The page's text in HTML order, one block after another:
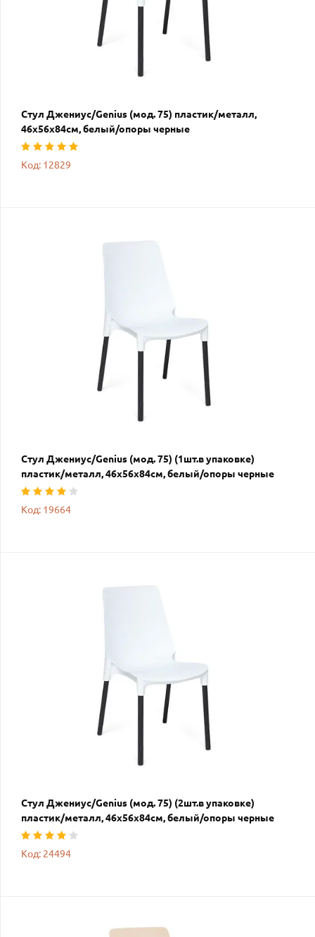
Стул Джениус/Genius (мод. 75) пластик/металл,
46x56x84cм, белый/опоры черные
Код: 12829
Стул Джениус/Genius (мод. 75) (1шт.в упаковке)
пластик/металл, 46x56x84cм, белый/опоры черные
Код: 19664
Стул Джениус/Genius (мод. 75) (2шт.в упаковке)
пластик/металл, 46x56x84cм, белый/опоры черные
Код: 24494